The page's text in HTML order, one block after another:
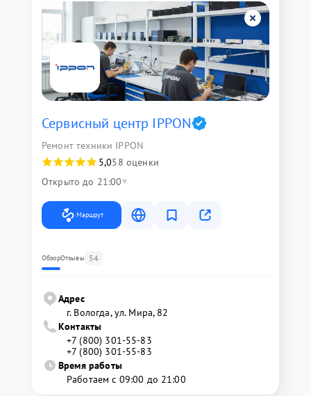
Сервисный центр IPPON
Ремонт техники IPPON
5,058 оценки
Открыто до 21:00
Маршрут
ОбзорОтзывы 54
Адрес
г. Вологда, ул. Мира, 82
Контакты
+7 (800) 301-55-83
+7 (800) 301-55-83
Время работы
Работаем с 09:00 до 21:00